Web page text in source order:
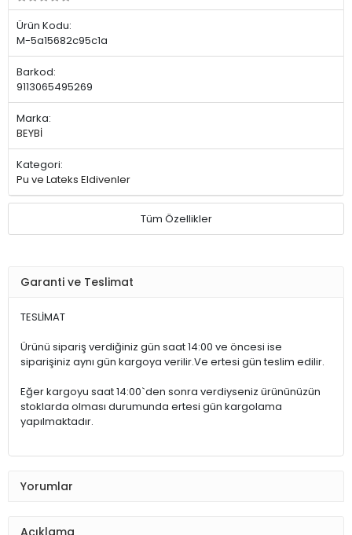
Ürün Kodu:
M-5a15682c95c1a
Barkod:
9113065495269
Marka:
BEYBİ
Kategori:
Pu ve Lateks Eldivenler
Tüm Özellikler
Garanti ve Teslimat
TESLİMAT
Ürünü sipariş verdiğiniz gün saat 14:00 ve öncesi ise
siparişiniz aynı gün kargoya verilir.Ve ertesi gün teslim edilir.
Eğer kargoyu saat 14:00`den sonra verdiyseniz ürününüzün
stoklarda olması durumunda ertesi gün kargolama
yapılmaktadır.
Yorumlar
Açıklama